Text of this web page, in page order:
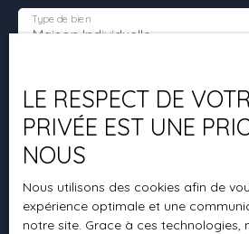
Maison Individuelle
Type de bien
Budget max (€)
Surface min (m²)
LE RESPECT DE
PRIVÉE EST UNE
NOUS
Nous utilisons des cookies afin de
expérience optimale et une
notre site. Grace à ces technologies,